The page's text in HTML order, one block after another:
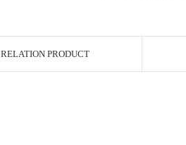
RELATION PRODUCT